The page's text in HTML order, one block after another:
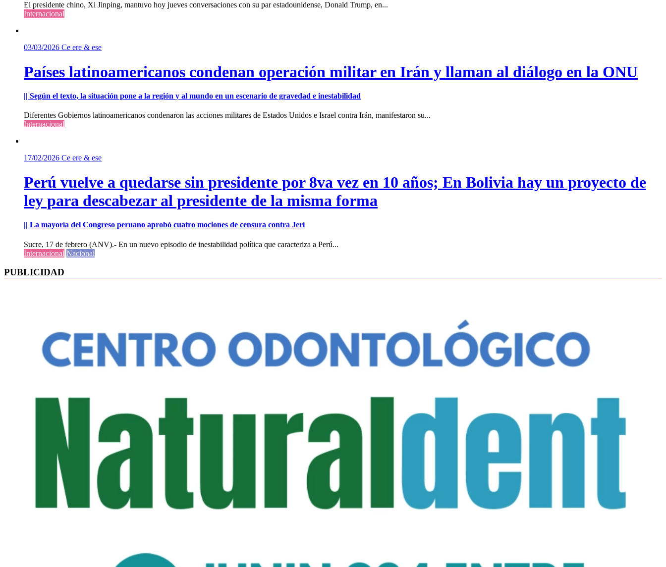
El presidente chino, Xi Jinping, mantuvo hoy jueves conversaciones con su par estadounidense, Donald Trump, en...
Internacional
03/03/2026 Ce ere & ese
Países latinoamericanos condenan operación militar en Irán y llaman al diálogo en la ONU
|| Según el texto, la situación pone a la región y al mundo en un escenario de gravedad e inestabilidad
Diferentes Gobiernos latinoamericanos condenaron las acciones militares de Estados Unidos e Israel contra Irán, manifestaron su...
Internacional
17/02/2026 Ce ere & ese
Perú vuelve a quedarse sin presidente por 8va vez en 10 años; En Bolivia hay un proyecto de
ley para descabezar al presidente de la misma forma
|| La mayoría del Congreso peruano aprobó cuatro mociones de censura contra Jerí
Sucre, 17 de febrero (ANV).- En un nuevo episodio de inestabilidad política que caracteriza a Perú...
Internacional Nacional
PUBLICIDAD